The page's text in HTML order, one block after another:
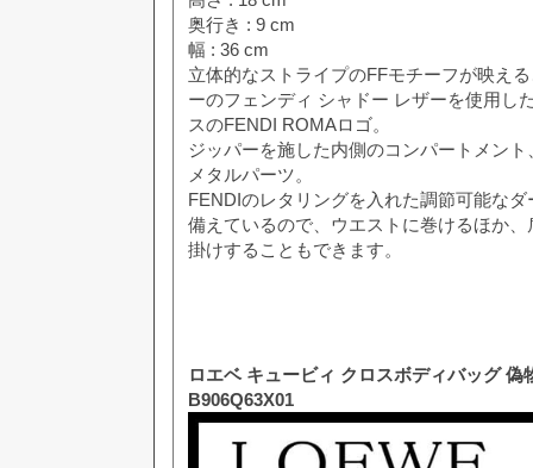
奥行き : 9 cm
幅 : 36 cm
立体的なストライプのFFモチーフが映え
ーのフェンディ シャドー レザーを使用し
スのFENDI ROMAロゴ。
ジッパーを施した内側のコンパートメン
メタルパーツ。
FENDIのレタリングを入れた調節可能な
備えているので、ウエストに巻けるほか
掛けすることもできます。
ロエベ キュービィ クロスボディバッグ 偽
B906Q63X01